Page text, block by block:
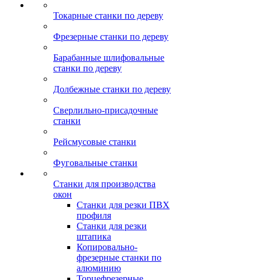
Токарные станки по дереву
Фрезерные станки по дереву
Барабанные шлифовальные
станки по дереву
Долбежные станки по дереву
Сверлильно-присадочные
станки
Рейсмусовые станки
Фуговальные станки
Станки для производства
окон
Станки для резки ПВХ
профиля
Станки для резки
штапика
Копировально-
фрезерные станки по
алюминию